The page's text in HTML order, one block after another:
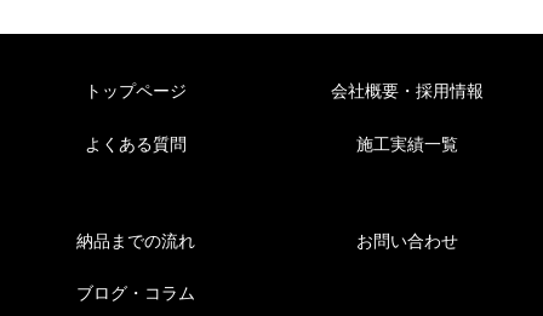
トップページ
よくある質問
会社概要・採用情報
施工実績一覧
納品までの流れ
ブログ・コラム
お問い合わせ